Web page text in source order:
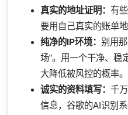
真实的地址证明： 有
要用自己真实的账单地
纯净的IP环境： 别用
场”。用一个干净、稳
大降低被风控的概率。
诚实的资料填写： 千
信息，谷歌的AI识别